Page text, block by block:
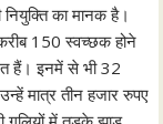
का मानक है।
150 स्वच्छक होने
हैं। इनमें से भी 32
मात्र तीन हजार रुपए